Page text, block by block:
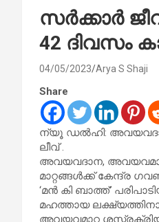
സര്‍ക്കാര്‍
42 ദിവസം
04/05/2023 Arya S Shaji
Share
ന്യൂ ഡല്‍ഹി:
ലീവ് .
അവയവദാന,
മാറ്റങ്ങള്‍ക്ക് കേന്ദ്ര
‘മന്‍ കി ബാത്ത്’
മഹത്തായ
അവയവമാറ്റ